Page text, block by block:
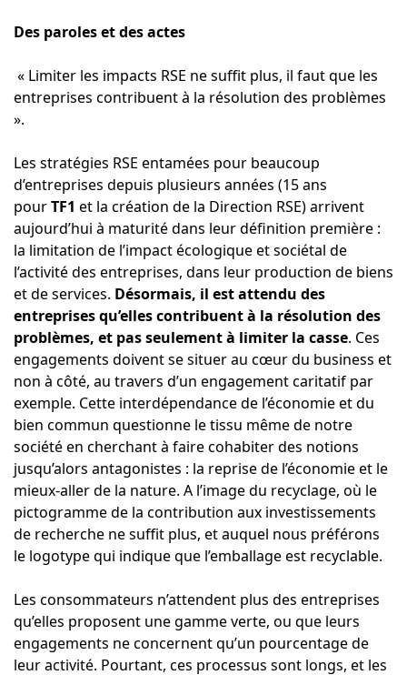
Des paroles et des actes
« Limiter les impacts RSE ne suffit plus, il faut que les
entreprises contribuent à la résolution des problèmes
».
Les stratégies RSE entamées pour beaucoup
d’entreprises depuis plusieurs années (15 ans
pourTF1 et la création de la Direction RSE) arrivent
aujourd’hui à maturité dans leur définition première :
la limitation de l’impact écologique et sociétal de
l’activité des entreprises, dans leur production de biens
et de services. Désormais, il est attendu des
entreprises qu’elles contribuent à la résolution des
problèmes, et pas seulement à limiter la casse. Ces
engagements doivent se situer au cœur du business et
non à côté, au travers d’un engagement caritatif par
exemple. Cette interdépendance de l’économie et du
bien commun questionne le tissu même de notre
société en cherchant à faire cohabiter des notions
jusqu’alors antagonistes : la reprise de l’économie et le
mieux-aller de la nature. A l’image du recyclage, où le
pictogramme de la contribution aux investissements
de recherche ne suffit plus, et auquel nous préférons
le logotype qui indique que l’emballage est recyclable.
Les consommateurs n’attendent plus des entreprises
qu’elles proposent une gamme verte, ou que leurs
engagements ne concernent qu’un pourcentage de
leur activité. Pourtant, ces processus sont longs, et les